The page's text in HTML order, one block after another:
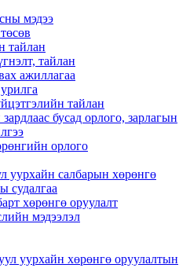
мэдээ
тайлан
тайлан
ажиллагаа
тайлан
бусад орлого, зарлагын
орлого
уурхайн салбарын хөрөнгө
судалгаа
хөрөнгө оруулалт
мэдээлэл
уурхайн хөрөнгө оруулалтын